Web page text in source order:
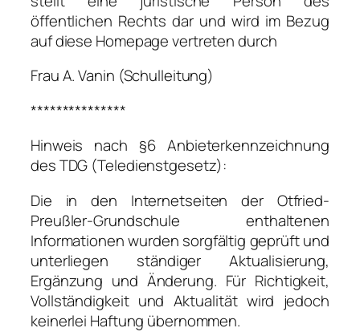
öffentlichen Rechts dar und wird im Bezug
auf diese Homepage vertreten durch
Frau A. Vanin (Schulleitung)
***************
Hinweis nach §6 Anbieterkennzeichnung
des TDG (Teledienstgesetz):
Die in den Internetseiten der Otfried-
Preußler-Grundschule enthaltenen
Informationen wurden sorgfältig geprüft und
unterliegen ständiger Aktualisierung,
Ergänzung und Änderung. Für Richtigkeit,
Vollständigkeit und Aktualität wird jedoch
keinerlei Haftung übernommen.